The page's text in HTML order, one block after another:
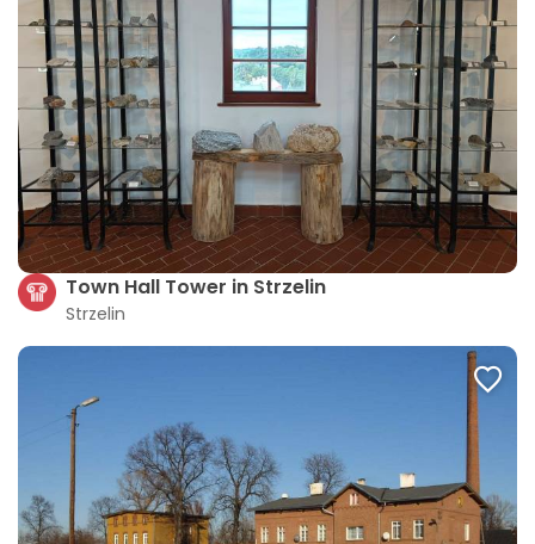
Town Hall Tower in Strzelin
Strzelin